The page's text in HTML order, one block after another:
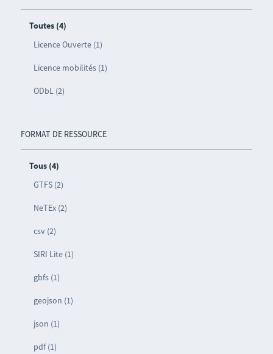
Toutes (4)
Licence Ouverte (1)
Licence mobilités (1)
ODbL (2)
FORMAT DE RESSOURCE
Tous (4)
GTFS (2)
NeTEx (2)
csv (2)
SIRI Lite (1)
gbfs (1)
geojson (1)
json (1)
pdf (1)